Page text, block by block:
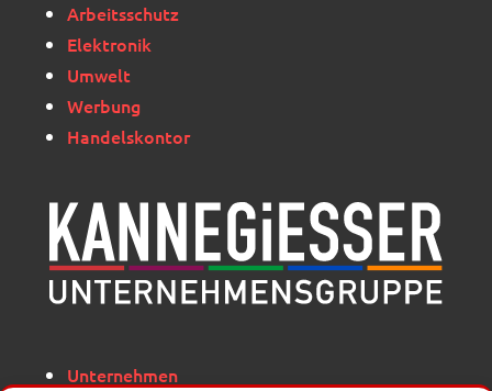
Arbeitsschutz
Elektronik
Umwelt
Werbung
Handelskontor
Unternehmen